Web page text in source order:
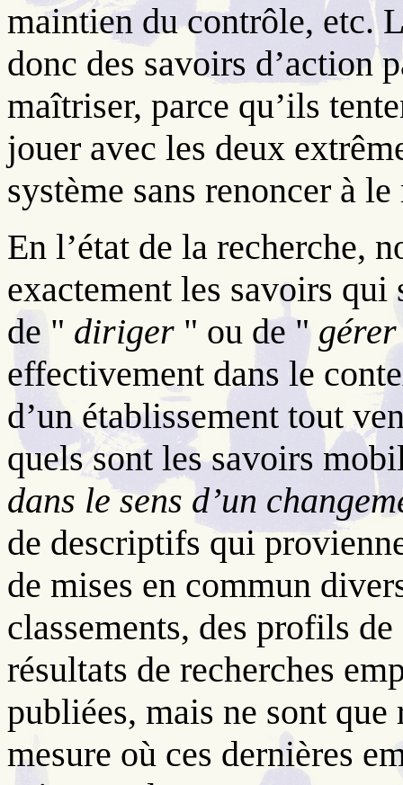
maintien du contrôle, etc.
donc des savoirs d’action
maîtriser, parce qu’ils
jouer avec les deux
système sans renoncer à
En l’état de la recherche,
exactement les savoirs qui
de " diriger " ou de " gérer
effectivement dans le
d’un établissement tout
quels sont les savoirs
dans le sens d’un
de descriptifs qui
de mises en commun
classements, des profils
résultats de recherches
publiées, mais ne sont
mesure où ces dernières